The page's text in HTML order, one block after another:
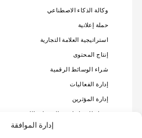
إدارة الموافقة
وكالة الذكاء الاصطناعي
حملة إعلانية
استراتيجية العلامة التجارية
إنتاج المحتوى
شراء الوسائط الرقمية
إدارة الفعاليات
إدارة المؤثرين
شراء الوسائط غير المتصلة بالإنترنت
إدارة العلاقات العامة (الصحافة)